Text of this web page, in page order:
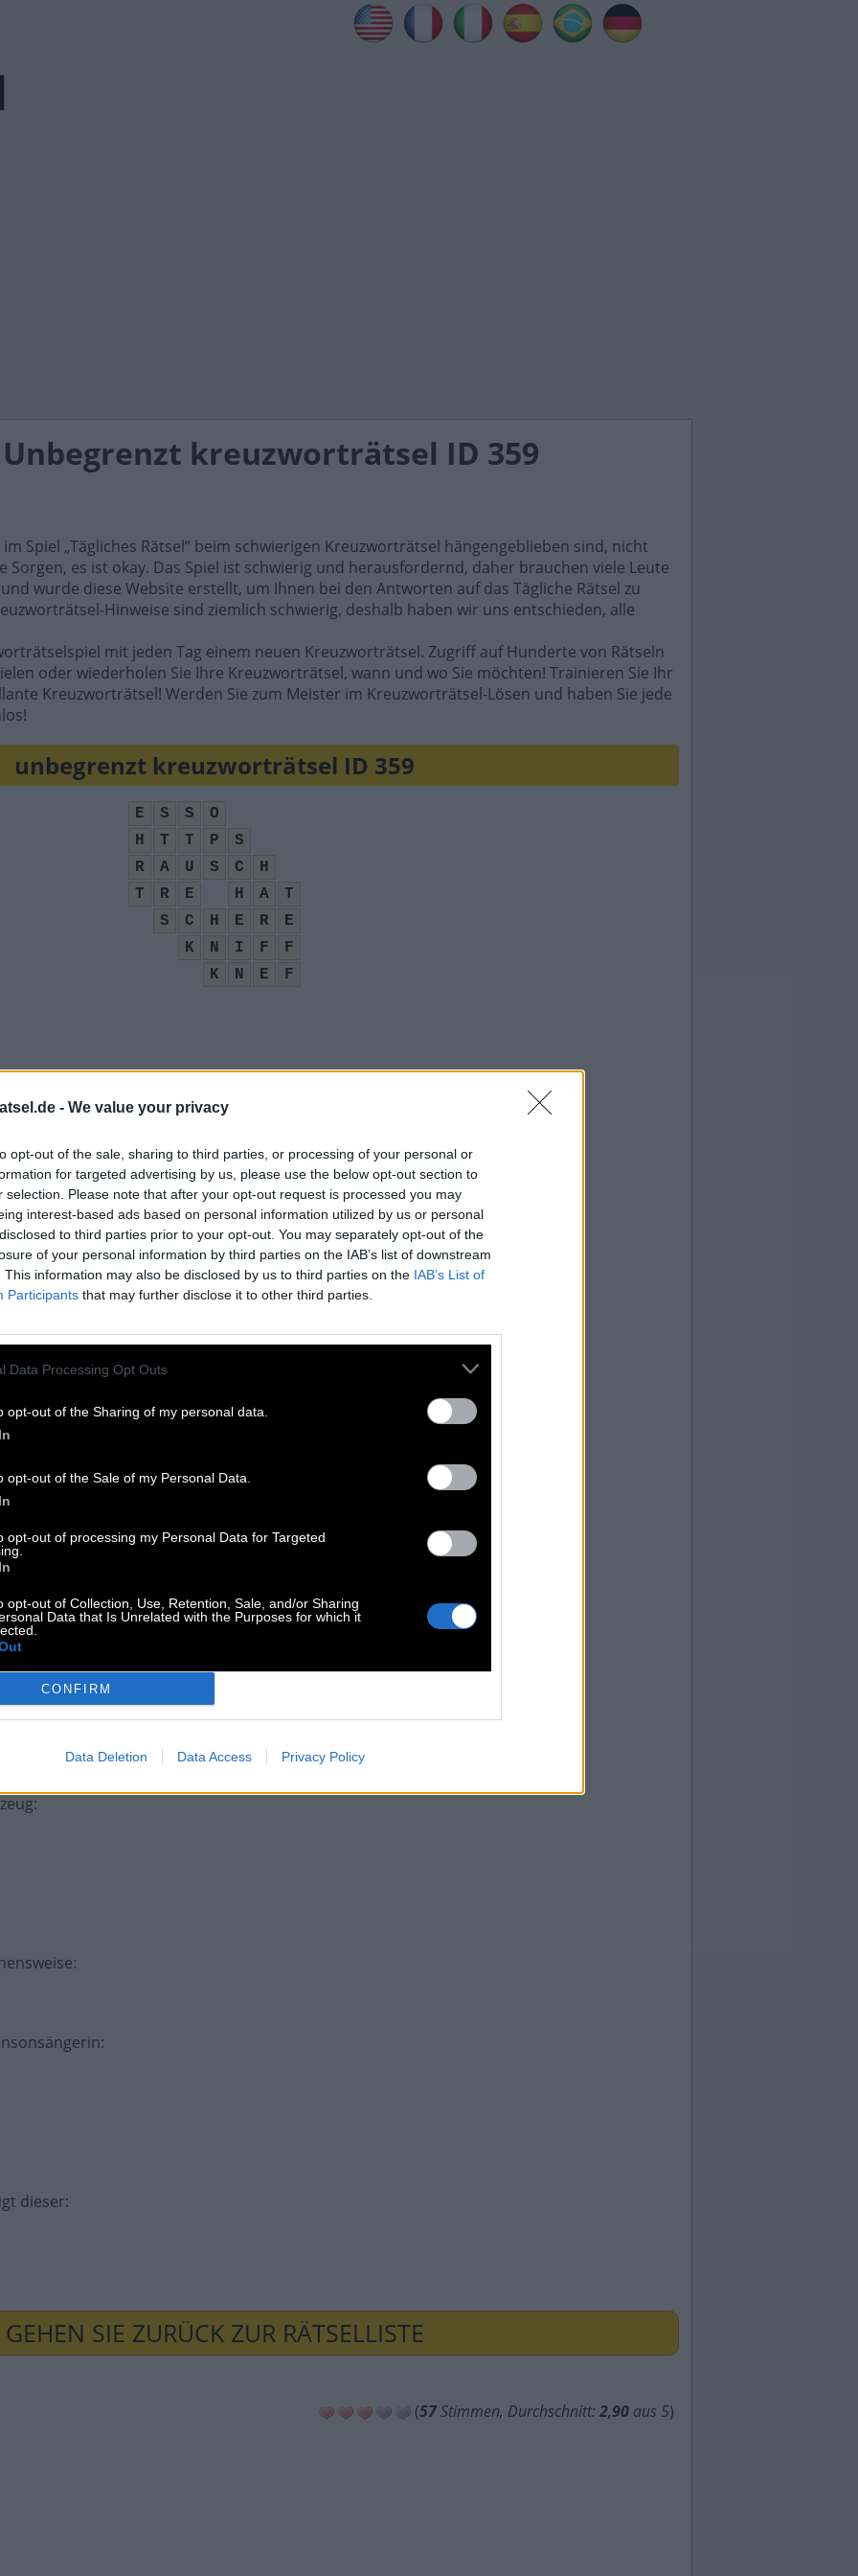
- We value your privacy
opt-out of the sale, sharing to third parties, or processing of your personal or
for targeted advertising by us, please use the below opt-out section to
selection. Please note that after your opt-out request is processed you may
interest-based ads based on personal information utilized by us or personal
to third parties prior to your opt-out. You may separately opt-out of the
of your personal information by third parties on the IAB’s list of downstream
This information may also be disclosed by us to third parties on the IAB’s List of
Participants that may further disclose it to other third parties.
Data Processing Opt Outs
opt-out of the Sharing of my personal data.
opt-out of the Sale of my Personal Data.
opt-out of processing my Personal Data for Targeted
opt-out of Collection, Use, Retention, Sale, and/or Sharing
Data that Is Unrelated with the Purposes for which it
CONFIRM
Data Deletion Data Access Privacy Policy
kreuzworträtsel ID 359
Spiel „Tägliches Rätsel“ beim schwierigen Kreuzworträtsel hängengeblieben sind, nicht
Sorgen, es ist okay. Das Spiel ist schwierig und herausfordernd, daher brauchen viele Leute
wurde diese Website erstellt, um Ihnen bei den Antworten auf das Tägliche Rätsel zu
Hinweise sind ziemlich schwierig, deshalb haben wir uns entschieden, alle
mit jeden Tag einem neuen Kreuzworträtsel. Zugriff auf Hunderte von Rätseln
oder wiederholen Sie Ihre Kreuzworträtsel, wann und wo Sie möchten! Trainieren Sie Ihr
Kreuzworträtsel! Werden Sie zum Meister im Kreuzworträtsel-Lösen und haben Sie jede
unbegrenzt kreuzworträtsel ID 359
E S S
O
H
T T P
S
R
A U S C
H
T
R E H A
T
S
C H E R
E
K
N I F
F
K
N E F
Browser-URLs
in Deutschland:
Activision
wert
Teppich:
:
:
:
:
dieser:
GEHEN SIE ZURÜCK ZUR RÄTSELLISTE
(57Stimmen, Durchschnitt: 2,90 aus 5)